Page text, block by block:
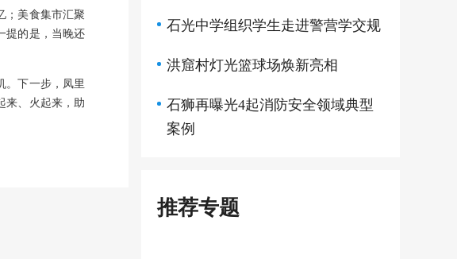
；美食集市汇聚
提的是，当晚还
。下一步，凤里
来、火起来，助
石光中学组织学生走进警营学交规
洪窟村灯光篮球场焕新亮相
石狮再曝光4起消防安全领域典型
案例
推荐专题